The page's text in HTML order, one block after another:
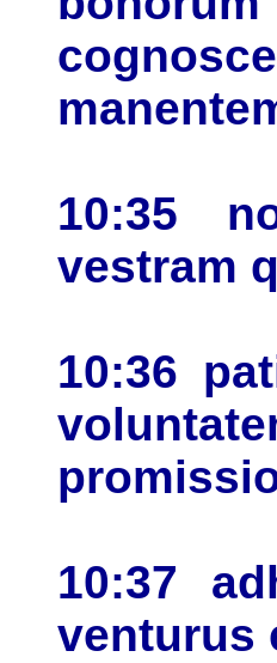
10:35
vestram
10:36
10:37
venturus